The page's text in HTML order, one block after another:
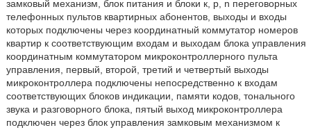
замковый механизм, блок питания и блоки к, p, n переговорных
телефонных пультов квартирных абонентов, выходы и входы
которых подключены через координатный коммутатор номеров
квартир к соответствующим входам и выходам блока управления
координатным коммутатором микроконтроллерного пульта
управления, первый, второй, третий и четвертый выходы
микроконтроллера подключены непосредственно к входам
соответствующих блоков индикации, памяти кодов, тонального
звука и разговорного блока, пятый выход микроконтроллера
подключен через блок управления замковым механизмом к